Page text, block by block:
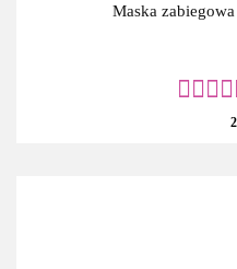
Maska